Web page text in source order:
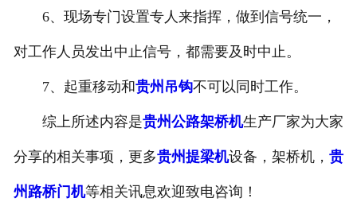
6、现场专门设置专人来指挥，做到信号统一，
对工作人员发出中止信号，都需要及时中止。
7、起重移动和贵州吊钩不可以同时工作。
综上所述内容是贵州公路架桥机生产厂家为大家
分享的相关事项，更多贵州提梁机设备，架桥机， 贵
州路桥门机等相关讯息欢迎致电咨询！